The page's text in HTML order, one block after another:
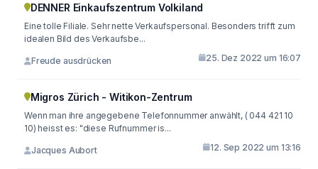
DENNER Einkaufszentrum Volkiland
Eine tolle Filiale. Sehr nette Verkaufspersonal. Besonders trifft zum
idealen Bild des Verkaufsbe...
Freude ausdrücken 25. Dez 2022 um 16:07
Migros Zürich - Witikon-Zentrum
Wenn man ihre angegebene Telefonnummer anwählt, ( 044 421 10
10) heisst es: "diese Rufnummer is...
Jacques Aubort 12. Sep 2022 um 13:16